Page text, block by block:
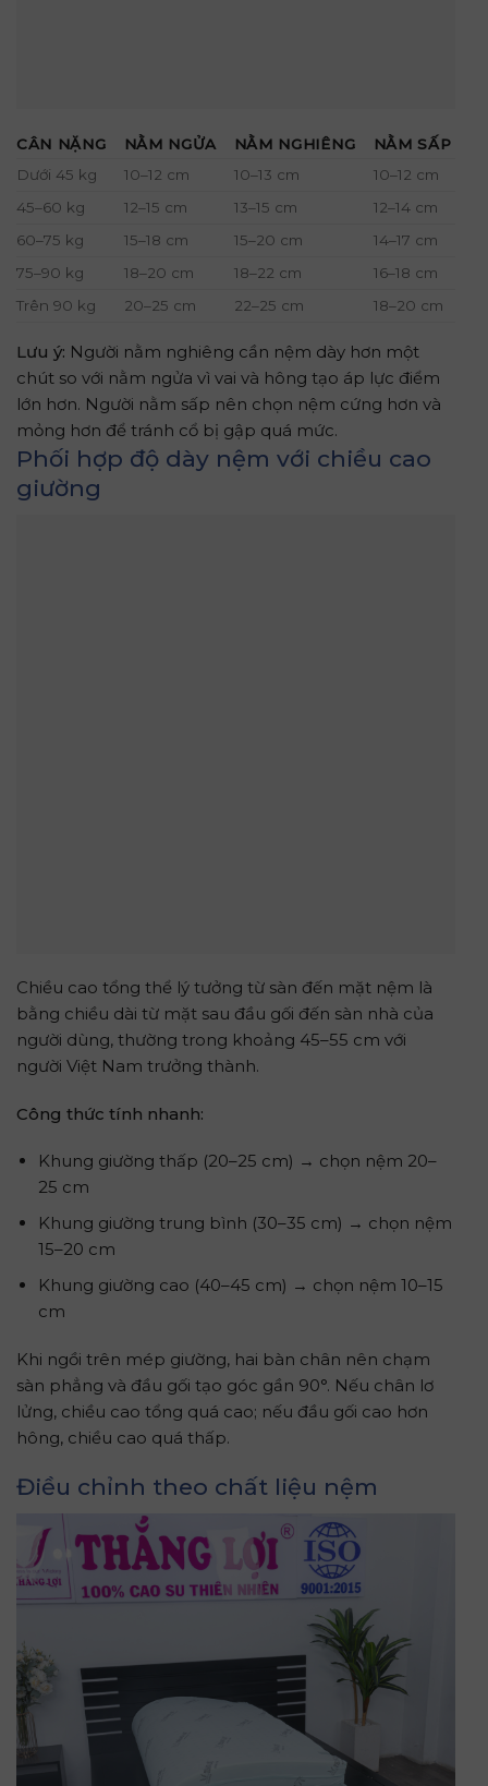
CÂN NẶNG NẰM NGỬA NẰM NGHIÊNG
NẰM SẤP
Dưới 45 kg
10–12 cm 10–13 cm
10–12 cm
45–60 kg
12–15 cm 13–15 cm
12–14 cm
60–75 kg
15–18 cm 15–20 cm
14–17 cm
75–90 kg
18–20 cm 18–22 cm
16–18 cm
Trên 90 kg
20–25 cm 22–25 cm 18–20 cm
Lưu ý: Người nằm nghiêng cần nệm dày hơn một
chút so với nằm ngửa vì vai và hông tạo áp lực điểm
lớn hơn. Người nằm sấp nên chọn nệm cứng hơn và
mỏng hơn để tránh cổ bị gập quá mức.
Phối hợp độ dày nệm với chiều cao
giường
Chiều cao tổng thể lý tưởng từ sàn đến mặt nệm là
bằng chiều dài từ mặt sau đầu gối đến sàn nhà của
người dùng, thường trong khoảng 45–55 cm với
người Việt Nam trưởng thành.
Công thức tính nhanh:
Khung giường thấp (20–25 cm) → chọn nệm 20–
25 cm
Khung giường trung bình (30–35 cm) → chọn nệm
15–20 cm
Khung giường cao (40–45 cm) → chọn nệm 10–15
cm
Khi ngồi trên mép giường, hai bàn chân nên chạm
sàn phẳng và đầu gối tạo góc gần 90°. Nếu chân lơ
lửng, chiều cao tổng quá cao; nếu đầu gối cao hơn
hông, chiều cao quá thấp.
Điều chỉnh theo chất liệu nệm